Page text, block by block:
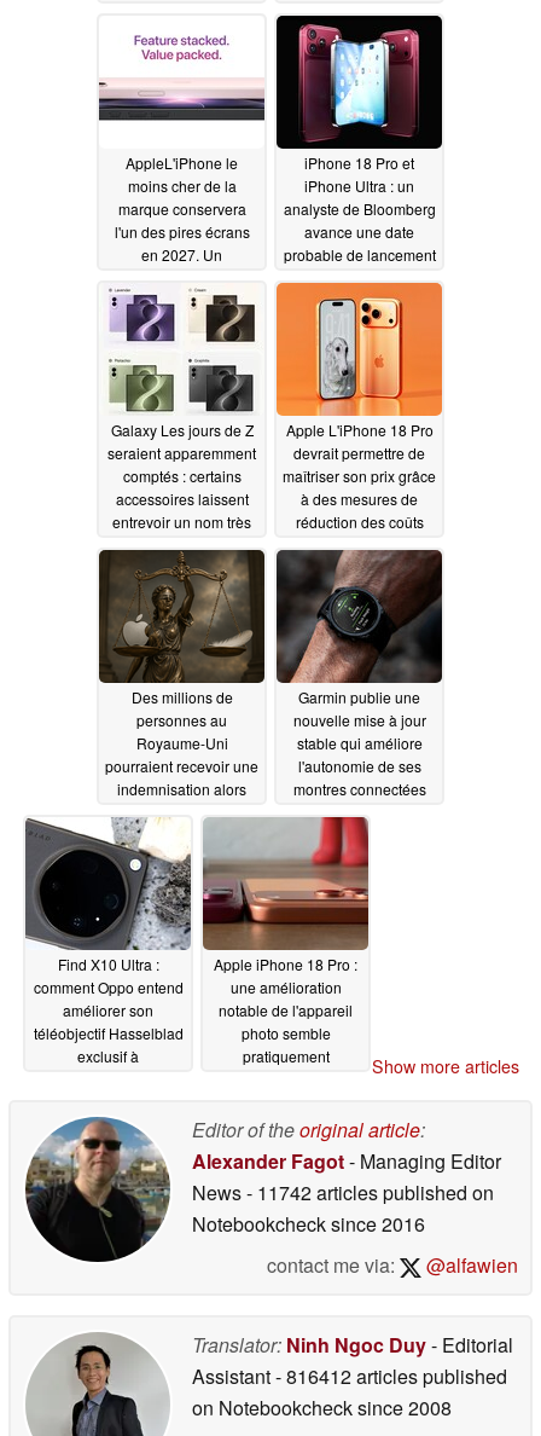
confirmées par une
fuite d'Apple s
provenant d'une
source majeure
Island et bien plus
encore06/30/2026
AppleL'iPhone le
moins cher de la
marque conservera
l'un des pires écrans
en 2027. Un
caractéristiques
techniques de l'iPhone
18, également appelé
iPhone Air 2.06/29/2026
iPhone 18 Pro et
iPhone Ultra : un
analyste de Bloomberg
avance une date
probable de lancement
06/29/2026
Galaxy Les jours de Z
seraient apparemment
comptés : certains
accessoires laissent
entrevoir un nom très
concurrent de l'iPhone
Ultra de Samsung
06/29/2026
Apple L'iPhone 18 Pro
devrait permettre de
maîtriser son prix grâce
à des mesures de
réduction des coûts
06/25/2026
Des millions de
personnes au
Royaume-Uni
pourraient recevoir une
indemnisation alors
concernant l'affaire «
Apple », portant sur 3
milliards de livres
sterling, entre en
phase de jugement
06/24/2026
Garmin publie une
nouvelle mise à jour
stable qui améliore
l'autonomie de ses
montres connectées
06/24/2026
Find X10 Ultra :
comment Oppo entend
améliorer son
téléobjectif Hasselblad
exclusif à
Apple iPhone 18 Pro :
une amélioration
notable de l'appareil
photo semble
pratiquement
Show more articles
Editor of theoriginal article:
Alexander Fagot- Managing Editor
News- 11742 articles published on
Notebookchecksince 2016
contact me via:
@alfawien
Translator: Ninh Ngoc Duy- Editorial
Assistant- 816412 articles published
on Notebookchecksince 2008